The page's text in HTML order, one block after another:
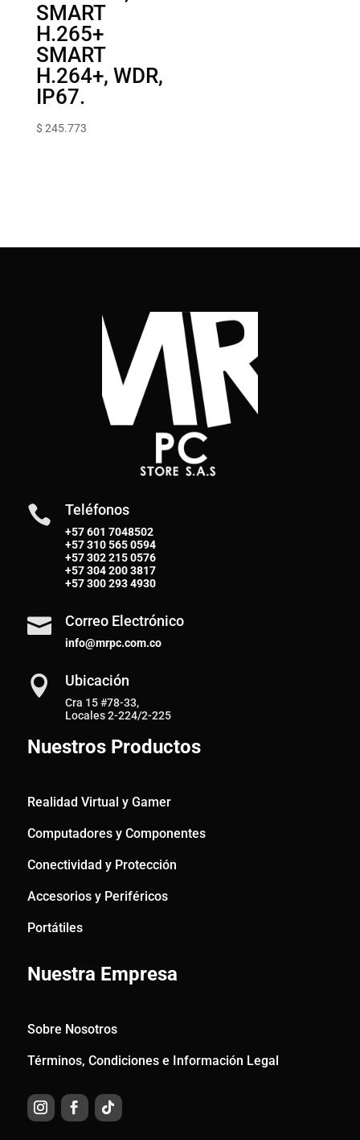
SMART
H.265+
SMART
H.264+, WDR,
IP67.
$ 245.773
 Teléfonos
+57 601 7048502
+57310 565 0594
+57302 215 0576
+57304 200 3817
+57300 293 4930
 Correo Electrónico
info@mrpc.com.co
 Ubicación
Cra 15 #78-33,
Locales 2-224/2-225
Nuestros Productos
Realidad Virtual y Gamer
Computadores y Componentes
Conectividad y Protección
Accesorios y Periféricos
Portátiles
Nuestra Empresa
Sobre Nosotros
Términos, Condiciones e Información Legal